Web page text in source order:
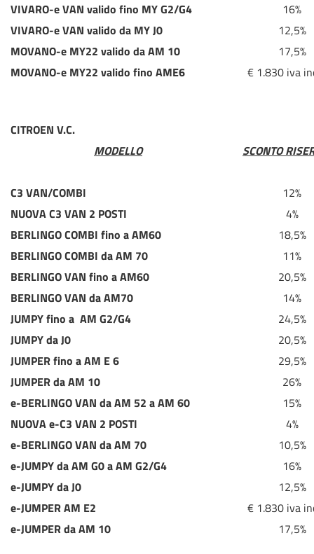
VIVARO-e VAN valido fino MY G2/G4
16%
VIVARO-e VAN valido da MY J0
12,5%
MOVANO-e MY22 valido da AM 10
17,5%
MOVANO-e MY22 valido fino AME6
€ 1.830 iva
CITROEN V.C.
MODELLO
SCONTO
C3 VAN/COMBI
12%
NUOVA C3 VAN 2 POSTI
4%
BERLINGO COMBI fino a AM60
18,5%
BERLINGO COMBI da AM 70
11%
BERLINGO VAN fino a AM60
20,5%
BERLINGO VAN da AM70
14%
JUMPY fino a AM G2/G4
24,5%
JUMPY da J0
20,5%
JUMPER fino a AM E 6
29,5%
JUMPER da AM 10
26%
e-BERLINGO VAN da AM 52 a AM 60
15%
NUOVA e-C3 VAN 2 POSTI
4%
e-BERLINGO VAN da AM 70
10,5%
e-JUMPY da AM G0 a AM G2/G4
16%
e-JUMPY da J0
12,5%
e-JUMPER AM E2
€ 1.830 iva
e-JUMPER da AM 10
17,5%